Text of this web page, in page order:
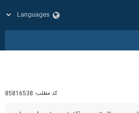
کد مطلب: 85816538